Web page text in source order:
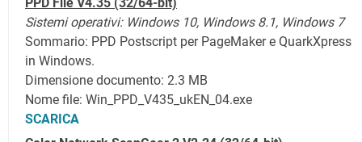
Sistemi operativi: Windows 10, Windows 8.1, Windows 7
Sommario: PPD Postscript per PageMaker e QuarkXpress
in Windows.
Dimensione documento: 2.3 MB
Nome file: Win_PPD_V435_ukEN_04.exe
SCARICA